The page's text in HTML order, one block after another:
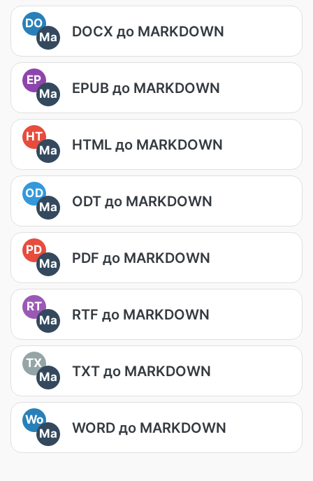
DO
Ma
DOCX до MARKDOWN
EP
Ma
EPUB до MARKDOWN
HT
Ma
HTML до MARKDOWN
OD
Ma
ODT до MARKDOWN
PD
Ma
PDF до MARKDOWN
RT
Ma
RTF до MARKDOWN
TX
Ma
TXT до MARKDOWN
Wo
Ma
WORD до MARKDOWN